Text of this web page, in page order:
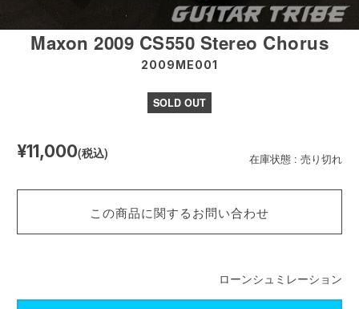
Maxon 2009 CS550 Stereo Chorus
2009ME001
SOLD OUT
在庫状態 : 売り切れ
¥11,000(税込)
この商品に関するお問い合わせ
ローンシュミレーション